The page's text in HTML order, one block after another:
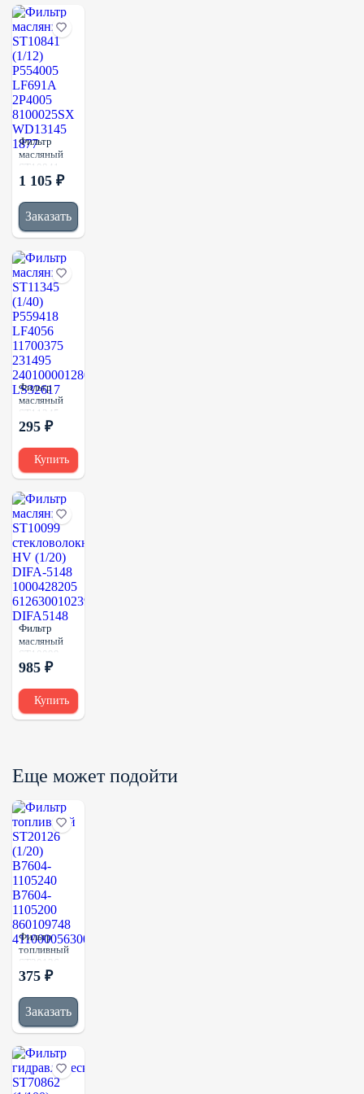
Фильтр
масляный
ST10841
(1/12)
LF691A
2P4005
8100025SX
1877
1 105 ₽
Заказать
Фильтр
масляный
ST11345
(1/40)
LF4056
11700375
231495
240100001280
LS32617
295 ₽
Купить
Фильтр
масляный
ST10099
стекловолокно
DIFA-5148
1000428205
612630010239
985 ₽
Купить
Еще может подойти
Фильтр
топливный
ST20126
(1/20)
1105240
B7604-
1105200
4110000563007
375 ₽
Заказать